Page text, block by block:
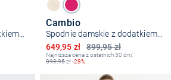
Spodnie damskie z dodatkiem lnu – Krystal
Cambio
Spodnie damskie z dodatkiem lnu – California
899,95 zł
Obniżona cena
649,95 zł
Najniższa cena z ostatnich 30 dni:
899,95zł-28%